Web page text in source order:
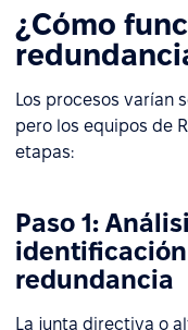
¿Cómo
Los procesos varían
pero los equipos de
etapas:
Paso 1:
redundancia
La junta directiva o